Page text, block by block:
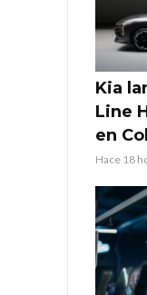
Kia
Line
en
Hace 18